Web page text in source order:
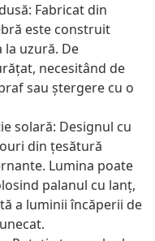
Fabricat din
este construit
la uzură. De
necesitând de
sau ștergere cu o
solară: Designul cu
din țesătură
Lumina poate
palanul cu lanț,
a luminii încăperii de